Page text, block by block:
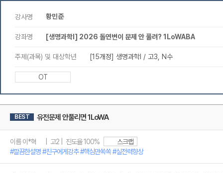
강사명 황민준
강좌명 [생명과학I] 2026 돌연변이 문제 안 풀려? 1LoWABA
주제(과목) 및 대상학년 [15개정] 생명과학l / 고3, N수
OT
BEST 유전문제 안풀리면 1LoWA
이름 이*혁 | 고2 | 진도율 100%
스크랩
#깔끔한설명 #친구에게강추 #핵심만쏙쏙 #실전력향상